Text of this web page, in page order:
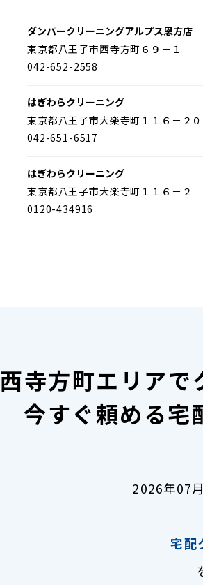
ダンパークリーニングアルプス恩方店
東京都八王子市西寺方町６９－１
042-652-2558
はぎわらクリーニング
東京都八王子市大楽寺町１１６－２０
042-651-6517
はぎわらクリーニング
東京都八王子市大楽寺町１１６－２
0120-434916
西寺方町エリアで
今すぐ頼める宅
2026年07
宅配